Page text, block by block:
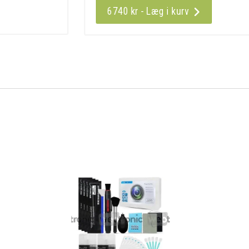
6740 kr - Læg i kurv